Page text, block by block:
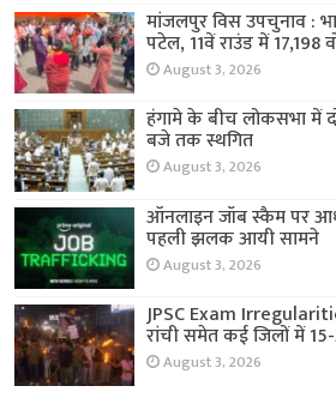
मांजलपुर विस उपचुनाव :
पटेल, 11वें राउंड में 17,198
August 3, 2026
हंगामे के बीच लोकसभा में
बजे तक स्थगित
August 3, 2026
ऑनलाइन जॉब स्कैम पर
पहली झलक आयी सामने
August 3, 2026
JPSC Exam
रांची समेत कई जिलों में 15-
August 3, 2026